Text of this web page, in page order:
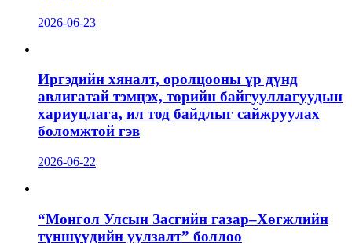
2026-06-23
Иргэдийн хяналт, оролцооны үр дүнд
авлигатай тэмцэх, төрийн байгууллагуудын
хариуцлага, ил тод байдлыг сайжруулах
боломжтой гэв
2026-06-22
“Монгол Улсын Засгийн газар–Хөгжлийн
түншүүдийн уулзалт” боллоо